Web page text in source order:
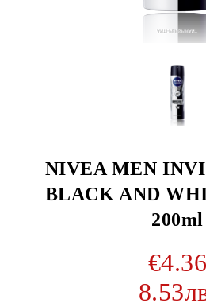
NIVEA MEN
BLACK AND
200ml
€4.36